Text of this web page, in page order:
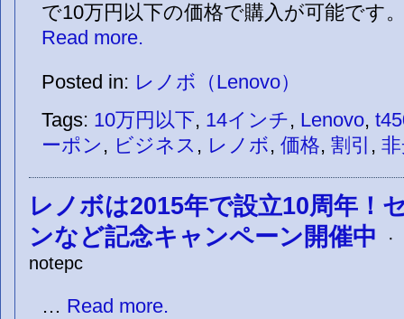
で10万円以下の価格で購入が可能です
Read more.
Posted in: レノボ（Lenovo）
Tags: 10万円以下, 14インチ, Lenovo,
ーポン , ビジネス , レノボ, 価格, 割引 ,
レノボは2015年で設立10周年！
ンなど記念キャンペーン開催中
·
notepc
… Read more.